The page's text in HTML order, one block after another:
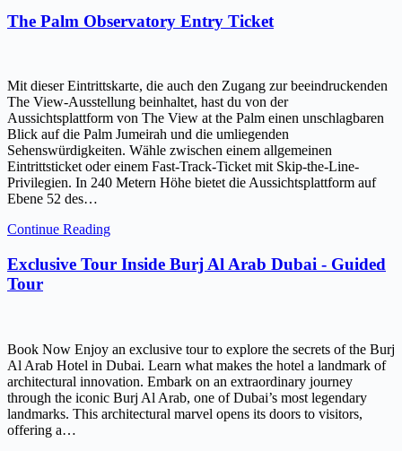
The Palm Observatory Entry Ticket
Mit dieser Eintrittskarte, die auch den Zugang zur beeindruckenden
The View-Ausstellung beinhaltet, hast du von der
Aussichtsplattform von The View at the Palm einen unschlagbaren
Blick auf die Palm Jumeirah und die umliegenden
Sehenswürdigkeiten. Wähle zwischen einem allgemeinen
Eintrittsticket oder einem Fast-Track-Ticket mit Skip-the-Line-
Privilegien. In 240 Metern Höhe bietet die Aussichtsplattform auf
Ebene 52 des…
Continue Reading
Exclusive Tour Inside Burj Al Arab Dubai - Guided
Tour
Book Now Enjoy an exclusive tour to explore the secrets of the Burj
Al Arab Hotel in Dubai. Learn what makes the hotel a landmark of
architectural innovation. Embark on an extraordinary journey
through the iconic Burj Al Arab, one of Dubai’s most legendary
landmarks. This architectural marvel opens its doors to visitors,
offering a…